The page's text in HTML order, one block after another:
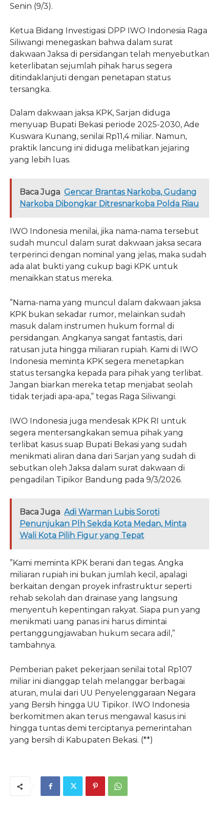
Senin (9/3).
​Ketua Bidang Investigasi DPP IWO Indonesia Raga
Siliwangi menegaskan bahwa dalam surat
dakwaan Jaksa di persidangan telah menyebutkan
keterlibatan sejumlah pihak harus segera
ditindaklanjuti dengan penetapan status
tersangka.
​Dalam dakwaan jaksa KPK, Sarjan diduga
menyuap Bupati Bekasi periode 2025-2030, Ade
Kuswara Kunang, senilai Rp11,4 miliar. Namun,
praktik lancung ini diduga melibatkan jejaring
yang lebih luas.
Baca Juga Gencar Brantas Narkoba, Gudang
Narkoba Dibongkar Ditresnarkoba Polda Riau
IWO Indonesia menilai, jika nama-nama tersebut
sudah muncul dalam surat dakwaan jaksa secara
terperinci dengan nominal yang jelas, maka sudah
ada alat bukti yang cukup bagi KPK untuk
menaikkan status mereka.
​”Nama-nama yang muncul dalam dakwaan jaksa
KPK bukan sekadar rumor, melainkan sudah
masuk dalam instrumen hukum formal di
persidangan. Angkanya sangat fantastis, dari
ratusan juta hingga miliaran rupiah. Kami di IWO
Indonesia meminta KPK segera menetapkan
status tersangka kepada para pihak yang terlibat.
Jangan biarkan mereka tetap menjabat seolah
tidak terjadi apa-apa,” tegas Raga Siliwangi.
IWO Indonesia juga mendesak KPK RI untuk
segera mentersangkakan semua pihak yang
terlibat kasus suap Bupati Bekasi yang sudah
menikmati aliran dana dari Sarjan yang sudah di
sebutkan oleh Jaksa dalam surat dakwaan di
pengadilan Tipikor Bandung pada 9/3/2026.
Baca Juga Adi Warman Lubis Soroti
Penunjukan Plh Sekda Kota Medan, Minta
Wali Kota Pilih Figur yang Tepat
​”Kami meminta KPK berani dan tegas. Angka
miliaran rupiah ini bukan jumlah kecil, apalagi
berkaitan dengan proyek infrastruktur seperti
rehab sekolah dan drainase yang langsung
menyentuh kepentingan rakyat. Siapa pun yang
menikmati uang panas ini harus dimintai
pertanggungjawaban hukum secara adil,”
tambahnya.
​Pemberian paket pekerjaan senilai total Rp107
miliar ini dianggap telah melanggar berbagai
aturan, mulai dari UU Penyelenggaraan Negara
yang Bersih hingga UU Tipikor. IWO Indonesia
berkomitmen akan terus mengawal kasus ini
hingga tuntas demi terciptanya pemerintahan
yang bersih di Kabupaten Bekasi. (**)